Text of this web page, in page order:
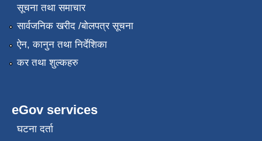
सूचना तथा समाचार
सार्वजनिक खरीद /बोलपत्र सूचना
ऐन, कानुन तथा निर्देशिका
कर तथा शुल्कहरु
eGov services
घटना दर्ता